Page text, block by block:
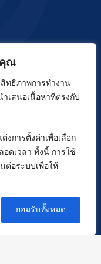
คุณ
ทธิภาพการทำงาน
เสนอเนื้อหาที่ตรงกับ
งการตั้งค่าเพื่อเลือก
อดเวลา ทั้งนี้ การใช้
ต่อระบบเพื่อให้
ยอมรับทั้งหมด
ต้ผิว
(Non –